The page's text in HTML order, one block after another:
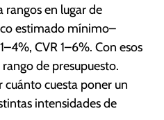
rangos en lugar de
estimado mínimo–
CVR 1–6%. Con esos
de presupuesto.
cuánto cuesta poner un
intensidades de